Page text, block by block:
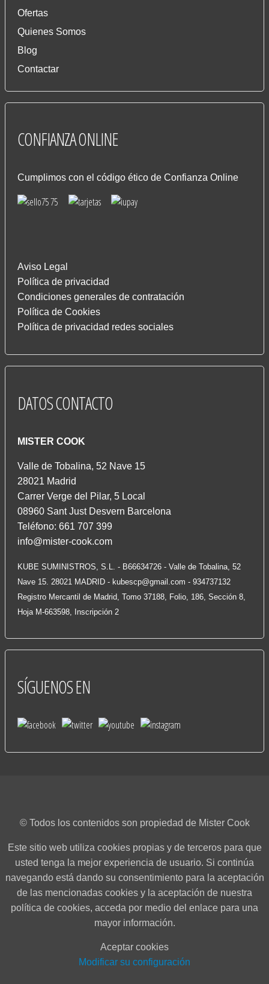
Ofertas
Quienes Somos
Blog
Contactar
CONFIANZAONLINE
Cumplimos con el código ético de Confianza Online
Aviso Legal
Política de privacidad
Condiciones generales de contratación
Política de Cookies
Política de privacidad redes sociales
DATOSCONTACTO
MISTER COOK
Valle de Tobalina, 52 Nave 15
28021 Madrid
Carrer Verge del Pilar, 5 Local
08960 Sant Just Desvern Barcelona
Teléfono: 661 707 399
info@mister-cook.com
KUBE SUMINISTROS, S.L. - B66634726 - Valle de Tobalina, 52
Nave 15. 28021 MADRID - kubescp@gmail.com - 934737132
Registro Mercantil de Madrid, Tomo 37188, Folio, 186, Sección 8,
Hoja M-663598, Inscripción 2
SÍGUENOSEN
© Todos los contenidos son propiedad de Mister Cook
Este sitio web utiliza cookies propias y de terceros para que
usted tenga la mejor experiencia de usuario. Si continúa
navegando está dando su consentimiento para la aceptación
de las mencionadas cookies y la aceptación de nuestra
política de cookies, acceda por medio del enlace para una
mayor información.
Aceptar cookies
Modificar su configuración